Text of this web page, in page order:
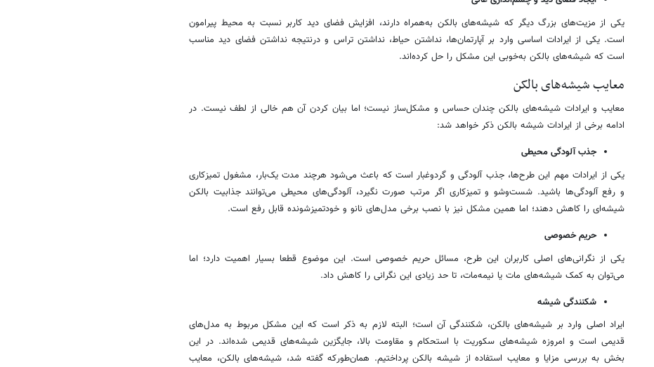
یکی از مزیت‌های بزرگ دیگر که شیشه‌های بالکن به‌همراه دارند، افزایش فضای دید کاربر نسبت به محیط پیرامون
است. یکی از ایرادات اساسی وارد بر آپارتمان‌ها، نداشتن حیاط، نداشتن تراس و درنتیجه نداشتن فضای دید مناسب
است که شیشه‌های بالکن به‌خوبی این مشکل را حل کرده‌اند.
معایب شیشه‌های بالکن
معایب و ایرادات شیشه‌های بالکن چندان حساس و مشکل‌ساز نیست؛ اما بیان کردن آن هم خالی از لطف نیست. در
ادامه برخی از ایرادات شیشه بالکن ذکر خواهد شد:
جذب آلودگی محیطی
یکی از ایرادات مهم این طرح‌ها، جذب آلودگی و گردوغبار است که باعث می‌شود هرچند مدت یک‌بار، مشغول تمیزکاری
و رفع آلودگی‌ها باشید. شست‌وشو و تمیزکاری اگر مرتب صورت نگیرد، آلودگی‌های محیطی می‌توانند جذابیت بالکن
شیشه‌ای را کاهش دهند؛ اما همین مشکل نیز با نصب برخی مدل‌های نانو و خودتمیزشونده قابل رفع است.
حریم خصوصی
یکی از نگرانی‌های اصلی کاربران این طرح، مسائل حریم خصوصی است. این موضوع قطعا بسیار اهمیت دارد؛ اما
می‌توان به کمک شیشه‌های مات یا نیمه‌مات، تا حد زیادی این نگرانی را کاهش داد.
شکنندگی شیشه
ایراد اصلی وارد بر شیشه‌های بالکن، شکنندگی آن است؛ البته لازم به ذکر است که این مشکل مربوط به مدل‌های
قدیمی است و امروزه شیشه‌های سکوریت با استحکام و مقاومت بالا، جایگزین شیشه‌های قدیمی شده‌اند. در این
بخش به بررسی مزایا و معایب استفاده از شیشه بالکن پرداختیم. همان‌طورکه گفته شد، شیشه‌های بالکن، معایب